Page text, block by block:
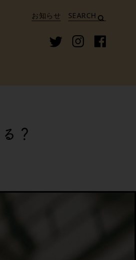
お知らせ SEARCH
？